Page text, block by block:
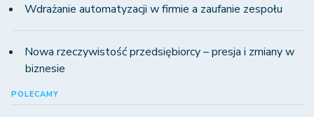
Wdrażanie automatyzacji w firmie a zaufanie zespołu
Nowa rzeczywistość przedsiębiorcy – presja i zmiany w
biznesie
POLECAMY